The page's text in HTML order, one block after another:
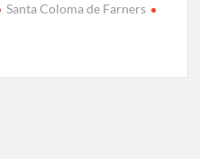
Santa Coloma de Farners